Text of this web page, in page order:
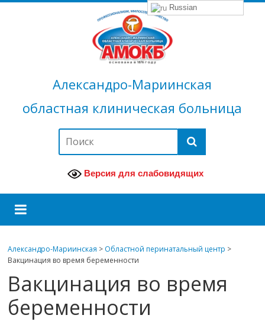
Александро-Мариинская
областная клиническая больница
Версия для слабовидящих
Александро-Мариинская > Областной перинатальный центр >
Вакцинация во время беременности
Вакцинация во время
беременности
Russian